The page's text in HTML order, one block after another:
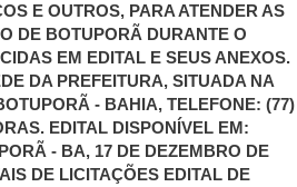
E OUTROS, PARA ATENDER AS
DE BOTUPORÃ DURANTE O
EM EDITAL E SEUS ANEXOS.
DA PREFEITURA, SITUADA NA
- BAHIA, TELEFONE: (77)
EDITAL DISPONÍVEL EM:
- BA, 17 DE DEZEMBRO DE
DE LICITAÇÕES EDITAL DE